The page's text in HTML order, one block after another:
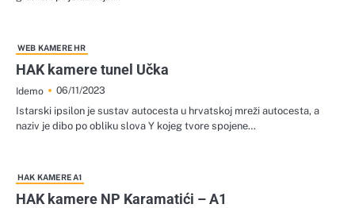
WEB KAMERE HR
HAK kamere tunel Učka
Idemo
06/11/2023
Istarski ipsilon je sustav autocesta u hrvatskoj mreži autocesta, a
naziv je dibo po obliku slova Y kojeg tvore spojene…
HAK KAMERE A1
HAK kamere NP Karamatići – A1